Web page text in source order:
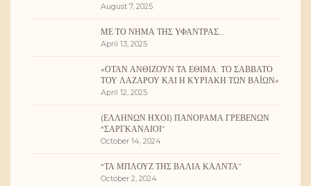
August 7, 2025
ΜΕ ΤΟ ΝΉΜΑ ΤΗΣ ΥΦΆΝΤΡΑΣ…
April 13, 2025
«ΌΤΑΝ ΑΝΘΊΖΟΥΝ ΤΑ ΈΘΙΜΑ: ΤΟ ΣΆΒΒΑΤΟ
ΤΟΥ ΛΑΖΆΡΟΥ ΚΑΙ Η ΚΥΡΙΑΚΉ ΤΩΝ ΒΑΪ́ΩΝ»
April 12, 2025
(ΕΛΛΉΝΩΝ ΉΧΟΙ) ΠΑΝΌΡΑΜΑ ΓΡΕΒΕΝΏΝ
“ΣΑΡΓΚΑΝΑΊΟΙ”
October 14, 2024
“ΤΑ ΜΠΛΟΥΖ ΤΗΣ ΒΆΛΙΑ ΚΆΛΝΤΑ”
October 2, 2024